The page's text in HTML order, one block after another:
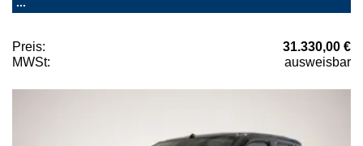
Preis:
31.330,00 €
MWSt:
ausweisbar